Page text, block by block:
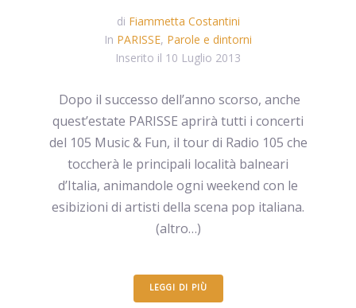
di Fiammetta Costantini
In PARISSE, Parole e dintorni
Inserito il 10 Luglio 2013
Dopo il successo dell’anno scorso, anche
quest’estate PARISSE aprirà tutti i concerti
del 105 Music & Fun, il tour di Radio 105 che
toccherà le principali località balneari
d’Italia, animandole ogni weekend con le
esibizioni di artisti della scena pop italiana.
(altro…)
LEGGI DI PIÙ